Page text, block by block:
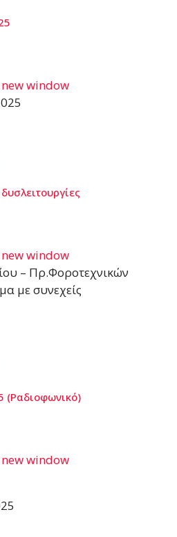
window
window
– Πρ.Φοροτεχνικών
με συνεχείς
(Ραδιοφωνικό)
window